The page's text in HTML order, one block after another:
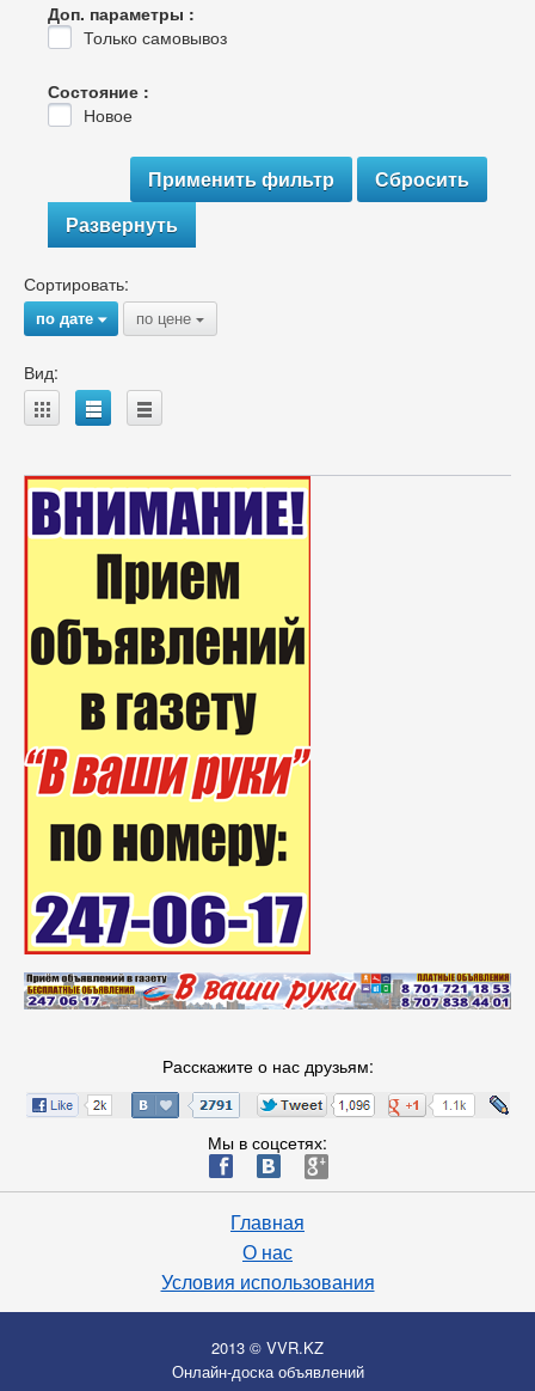
Доп. параметры :
Только самовывоз
Состояние :
Новое
Развернуть
Сортировать:
по дате{ по цене {
Вид:
A B C
Расскажите о нас друзьям:
Мы в соцсетях:
ä æ è
Главная
О нас
Условия использования
2013 © VVR.KZ
Онлайн-доска объявлений